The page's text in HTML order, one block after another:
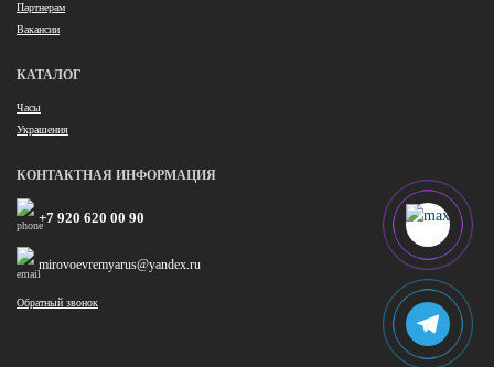
Партнерам
Вакансии
КАТАЛОГ
Часы
Украшения
КОНТАКТНАЯ ИНФОРМАЦИЯ
+7 920 620 00 90
mirovoevremyarus@yandex.ru
Обратный звонок